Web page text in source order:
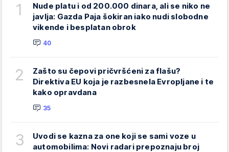
1
Nude platu i od 200.000 dinara, ali se niko ne
javlja: Gazda Paja šokiran iako nudi slobodne
vikende i besplatan obrok
40
2
Zašto su čepovi pričvršćeni za flašu?
Direktiva EU koja je razbesnela Evropljane i te
kako opravdana
35
3
Uvodi se kazna za one koji se sami voze u
automobilima: Novi radari prepoznaju broj